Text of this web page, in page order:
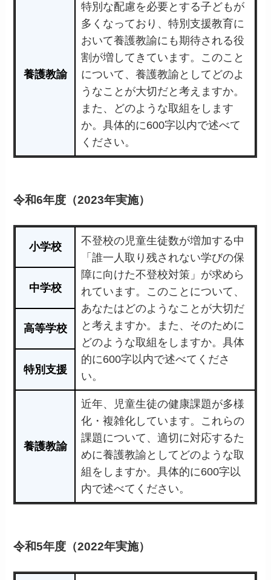
養護教諭
特別な配慮を必要とする子どもが
多くなっており、特別支援教育に
おいて養護教諭にも期待される役
割が増してきています。このこと
について、養護教諭としてどのよ
うなことが大切だと考えますか。
また、どのような取組をします
か。具体的に600字以内で述べて
ください。
令和6年度（2023年実施）
小学校
不登校の児童生徒数が増加する中
「誰一人取り残されない学びの保
障に向けた不登校対策」が求めら
れています。このことについて、
あなたはどのようなことが大切だ
と考えますか。また、そのために
どのような取組をしますか。具体
的に600字以内で述べてくださ
い。
中学校
高等学校
特別支援
養護教諭
近年、児童生徒の健康課題が多様
化・複雑化しています。これらの
課題について、適切に対応するた
めに養護教諭としてどのような取
組をしますか。具体的に600字以
内で述べてください。
令和5年度（2022年実施）